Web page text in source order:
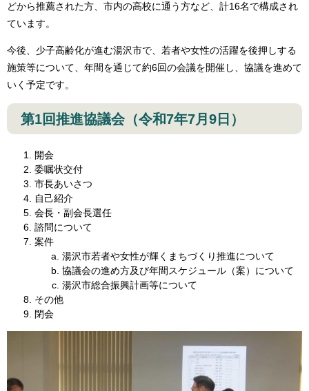
どから推薦された方、市内の高校に通う方など、計16名で構成され
ています。
今後、少子高齢化が進む湯沢市で、若者や女性の活躍を後押しする
施策等について、年間を通じて約6回の会議を開催し、協議を進めて
いく予定です。
第1回推進協議会（令和7年7月9日）
開会
委嘱状交付
市長あいさつ
自己紹介
会長・副会長選任
諮問について
案件
湯沢市若者や女性が輝くまちづくり推進について
協議会の進め方及び年間スケジュール（案）について
湯沢市総合振興計画等について
その他
閉会